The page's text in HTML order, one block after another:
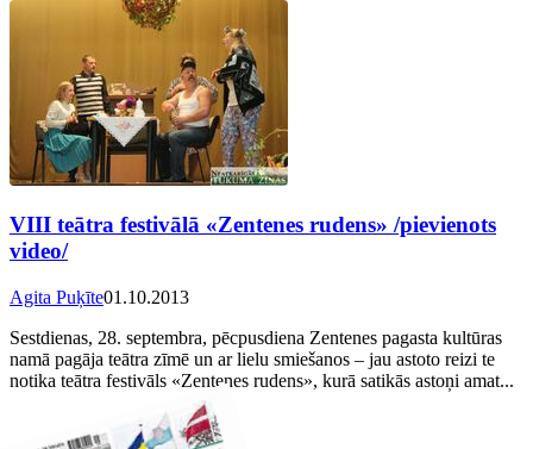
VIII teātra festivālā «Zentenes rudens» /pievienots
video/
Agita Puķīte01.10.2013
Sestdienas, 28. septembra, pēcpusdiena Zentenes pagasta kultūras
namā pagāja teātra zīmē un ar lielu smiešanos – jau astoto reizi te
notika teātra festivāls «Zentenes rudens», kurā satikās astoņi amat...